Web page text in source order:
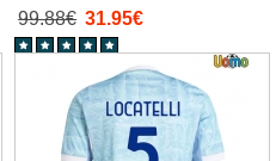
Manica Corta
99.88€ 31.95€